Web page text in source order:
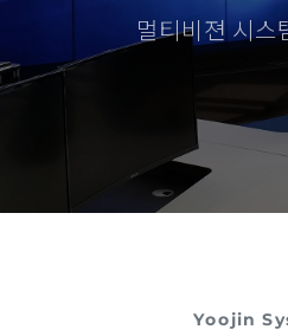
멀티비젼 시스
Yoojin